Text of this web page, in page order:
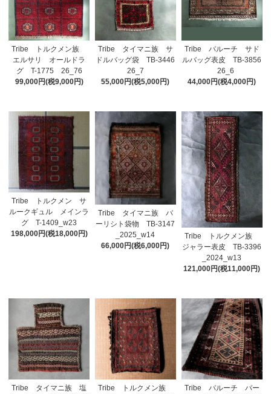
Tribe トルクメン族
エルサリ オールドラ
グ T-1775 26_76
99,000円(税9,000円)
Tribe タイマニ族 サ
ドルバッグ袋 TB-3446
26_7
55,000円(税5,000円)
Tribe バルーチ サド
ルバッグ表皮 TB-3856
26_6
44,000円(税4,000円)
Tribe トルクメン サ
ルークギュル メインラ
グ T-1409_w23
198,000円(税18,000円)
Tribe タイマニ族 バ
ーリシト袋物 TB-3147
_2025_w14
66,000円(税6,000円)
Tribe トルクメン族
ジャラー表皮 TB-3396
_2024_w13
121,000円(税11,000円)
Tribe タイマニ族 塩
Tribe トルクメン族
Tribe バルーチ バー